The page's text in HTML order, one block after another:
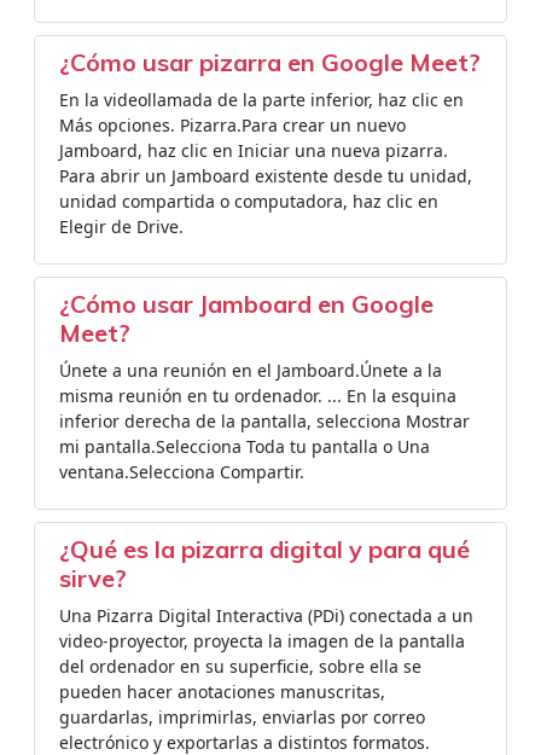
¿Cómo usar pizarra en Google Meet?
En la videollamada de la parte inferior, haz clic en
Más opciones. Pizarra.Para crear un nuevo
Jamboard, haz clic en Iniciar una nueva pizarra.
Para abrir un Jamboard existente desde tu unidad,
unidad compartida o computadora, haz clic en
Elegir de Drive.
¿Cómo usar Jamboard en Google
Meet?
Únete a una reunión en el Jamboard.Únete a la
misma reunión en tu ordenador. ... En la esquina
inferior derecha de la pantalla, selecciona Mostrar
mi pantalla.Selecciona Toda tu pantalla o Una
ventana.Selecciona Compartir.
¿Qué es la pizarra digital y para qué
sirve?
Una Pizarra Digital Interactiva (PDi) conectada a un
video-proyector, proyecta la imagen de la pantalla
del ordenador en su superficie, sobre ella se
pueden hacer anotaciones manuscritas,
guardarlas, imprimirlas, enviarlas por correo
electrónico y exportarlas a distintos formatos.